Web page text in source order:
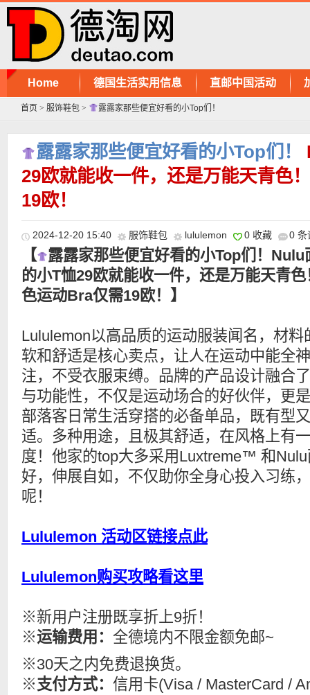
Home 德国生活实用信息 直邮中国活动
首页 > 服饰鞋包 > 露露家那些便宜好看的小Top们！
露露家那些便宜好看的小Top们！
29欧就能收一件，还是万能天青色
19欧！
2024-12-20 15:40 服饰鞋包 lululemon 0 收藏 0 条
【
露露家那些便宜好看的小Top们！Nulu
的小T恤29欧就能收一件，还是万能天青色
色运动Bra仅需19欧！】
Lululemon以高品质的运动服装闻名，材料
软和舒适是核心卖点，让人在运动中能全
注，不受衣服束缚。品牌的产品设计融合
与功能性，不仅是运动场合的好伙伴，更
部落客日常生活穿搭的必备单品，既有型
适。多种用途，且极其舒适，在风格上有
度！他家的top大多采用Luxtreme™ 和
好，伸展自如，不仅助你全身心投入习练
呢！
Lululemon 活动区链接点此
Lululemon购买攻略看这里
※新用户注册既享折上9折！
※运输费用： 全德境内不限金额免邮~
※30天之内免费退换货。
※支付方式： 信用卡(Visa / MasterCard /